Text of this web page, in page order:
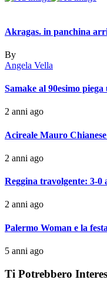
Akragas. in panchina
By
Angela Vella
Samake al 90esimo
2 anni ago
Acireale Mauro
2 anni ago
Reggina travolgente: 3-0
2 anni ago
Palermo Woman e la
5 anni ago
Ti Potrebbero